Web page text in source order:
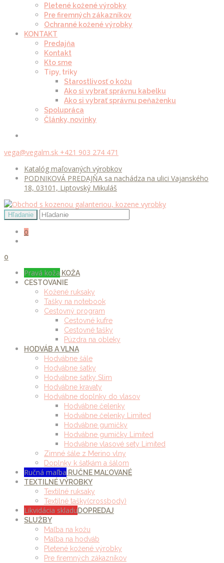
Pletené kožené výrobky
Pre firemných zákazníkov
Ochranné kožené výrobky
KONTAKT
Predajňa
Kontakt
Kto sme
Tipy, triky
Starostlivosť o kožu
Ako si vybrať správnu kabelku
Ako si vybrať správnu peňaženku
Spolupráca
Články, novinky
vega@vegalm.sk +421 903 274 471
Katalóg maľovaných výrobkov
PODNIKOVÁ PREDAJŇA sa nachádza na ulici Vajanského
18, 03101, Liptovský Mikuláš
0
0
Pravá koža KOŽA
CESTOVANIE
Kožené ruksaky
Tašky na notebook
Cestovný program
Cestovné kufre
Cestovné tašky
Púzdra na obleky
HODVÁB A VLNA
Hodvábne šále
Hodvábne šatky
Hodvábne šatky Slim
Hodvábne kravaty
Hodvábne doplnky do vlasov
Hodvábne čelenky
Hodvábne čelenky Limited
Hodvábne gumičky
Hodvábne gumičky Limited
Hodvábne vlasové sety Limited
Zimné šále z Merino vlny
Doplnky k šatkám a šálom
Ručná maľba RUČNE MAĽOVANÉ
TEXTILNÉ VÝROBKY
Textilné ruksaky
Textilné tašky(crossbody)
Likvidácia skladuDOPREDAJ
SLUŽBY
Maľba na kožu
Maľba na hodváb
Pletené kožené výrobky
Pre firemných zákazníkov